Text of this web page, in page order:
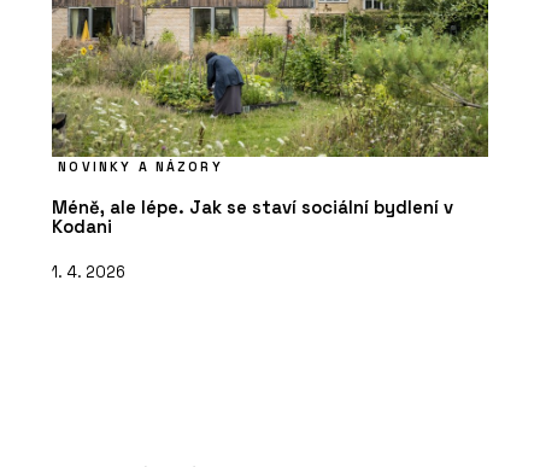
NOVINKY A NÁZORY
Méně, ale lépe. Jak se staví sociální bydlení v
Kodani
1. 4. 2026